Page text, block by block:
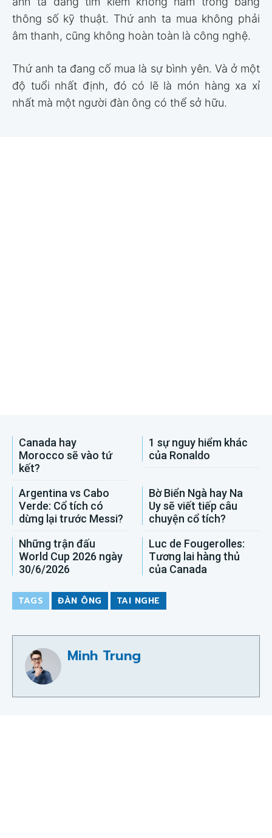
thông số kỹ thuật. Thứ anh ta mua không phải
âm thanh, cũng không hoàn toàn là công nghệ.
Thứ anh ta đang cố mua là sự bình yên. Và ở một
độ tuổi nhất định, đó có lẽ là món hàng xa xỉ
nhất mà một người đàn ông có thể sở hữu.
Canada hay
Morocco sẽ vào tứ
kết?
1 sự nguy hiểm khác
của Ronaldo
Argentina vs Cabo
Verde: Cổ tích có
dừng lại trước Messi?
Bờ Biển Ngà hay Na
Uy sẽ viết tiếp câu
chuyện cổ tích?
Những trận đấu
World Cup 2026 ngày
30/6/2026
Luc de Fougerolles:
Tương lai hàng thủ
của Canada
TAGS ĐÀN ÔNG TAI NGHE
Minh Trung